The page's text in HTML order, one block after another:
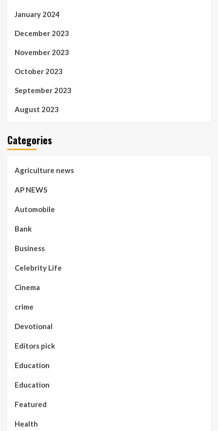
January 2024
December 2023
November 2023
October 2023
September 2023
August 2023
Categories
Agriculture news
AP NEWS
Automobile
Bank
Business
Celebrity Life
Cinema
crime
Devotional
Editors pick
Education
Education
Featured
Health